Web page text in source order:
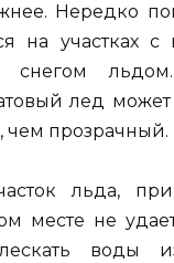
Нередко
на участках
снегом
лед
чем прозрачный.
льда,
месте не
воды